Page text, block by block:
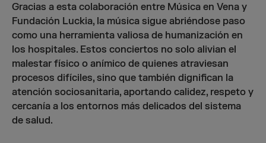
Gracias a esta colaboración entre Música en Vena y
Fundación Luckia, la música sigue abriéndose paso
como una herramienta valiosa de humanización en
los hospitales. Estos conciertos no solo alivian el
malestar físico o anímico de quienes atraviesan
procesos difíciles, sino que también dignifican la
atención sociosanitaria, aportando calidez, respeto y
cercanía a los entornos más delicados del sistema
de salud.